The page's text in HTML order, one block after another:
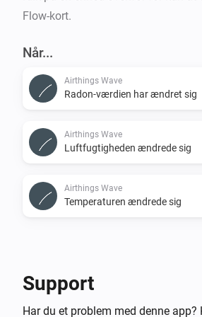
Flow-kort.
Når...
Airthings Wave
Radon-værdien har ændret sig
Airthings Wave
Luftfugtigheden ændrede sig
Airthings Wave
Temperaturen ændrede sig
Support
Har du et problem med denne